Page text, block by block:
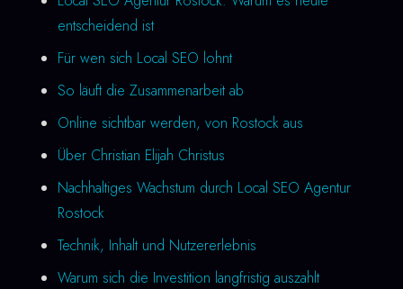
entscheidend ist
Für wen sich Local SEO lohnt
So läuft die Zusammenarbeit ab
Online sichtbar werden, von Rostock aus
Über Christian Elijah Christus
Nachhaltiges Wachstum durch Local SEO Agentur
Rostock
Technik, Inhalt und Nutzererlebnis
Warum sich die Investition langfristig auszahlt